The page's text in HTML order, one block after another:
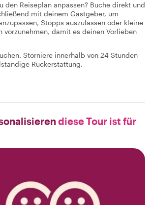
den Reiseplan anpassen? Buche direkt und
mit deinem Gastgeber, um
Stopps auszulassen oder kleine
vorzunehmen, damit es deinen Vorlieben
Storniere innerhalb von 24 Stunden
Rückerstattung.
diese Tour ist für